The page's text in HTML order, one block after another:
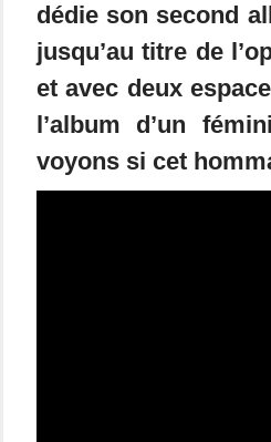
dédie son second
jusqu’au titre de
et avec deux
l’album d’un
voyons si cet